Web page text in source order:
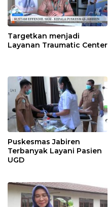
Targetkan menjadi
Layanan Traumatic Center
Puskesmas Jabiren
Terbanyak Layani Pasien
UGD